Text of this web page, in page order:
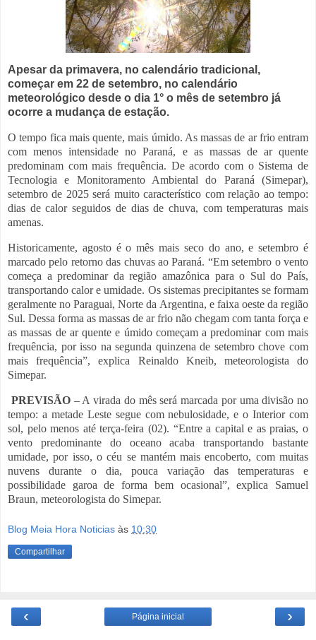
Apesar da primavera, no calendário tradicional,
começar em 22 de setembro, no calendário
meteorológico desde o dia 1° o mês de setembro já
ocorre a mudança de estação.
O tempo fica mais quente, mais úmido. As massas de ar frio entram
com menos intensidade no Paraná, e as massas de ar quente
predominam com mais frequência. De acordo com o Sistema de
Tecnologia e Monitoramento Ambiental do Paraná (Simepar),
setembro de 2025 será muito característico com relação ao tempo:
dias de calor seguidos de dias de chuva, com temperaturas mais
amenas.
Historicamente, agosto é o mês mais seco do ano, e setembro é
marcado pelo retorno das chuvas ao Paraná. “Em setembro o vento
começa a predominar da região amazônica para o Sul do País,
transportando calor e umidade. Os sistemas precipitantes se formam
geralmente no Paraguai, Norte da Argentina, e faixa oeste da região
Sul. Dessa forma as massas de ar frio não chegam com tanta força e
as massas de ar quente e úmido começam a predominar com mais
frequência, por isso na segunda quinzena de setembro chove com
mais frequência”, explica Reinaldo Kneib, meteorologista do
Simepar.
PREVISÃO – A virada do mês será marcada por uma divisão no
tempo: a metade Leste segue com nebulosidade, e o Interior com
sol, pelo menos até terça-feira (02). “Entre a capital e as praias, o
vento predominante do oceano acaba transportando bastante
umidade, por isso, o céu se mantém mais encoberto, com muitas
nuvens durante o dia, pouca variação das temperaturas e
possibilidade garoa de forma bem ocasional”, explica Samuel
Braun, meteorologista do Simepar.
Blog Meia Hora Noticias às 10:30
Compartilhar
‹ ›
Página inicial